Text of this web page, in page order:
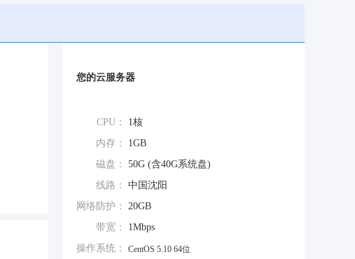
您的云服务器
CPU：
1核
内存：
1GB
磁盘：
50G (含40G系统盘)
线路：
中国沈阳
网络防护：
20GB
带宽：
1Mbps
操作系统：
CentOS 5.10 64位